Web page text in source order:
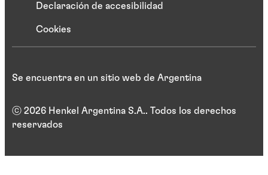
Declaración de accesibilidad
Cookies
ⓒ 2026 Henkel Argentina S.A.. Todos los derechos
reservados
Se encuentra en un sitio web de Argentina